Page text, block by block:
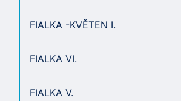
FIALKA -KVĚTEN I.
FIALKA VI.
FIALKA V.